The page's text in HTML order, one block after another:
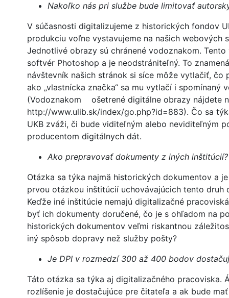
Nakoľko nás pri službe bude limitovať
V súčasnosti digitalizujeme z historických fondov
produkciu voľne vystavujeme na našich webových
Jednotlivé obrazy sú chránené vodoznakom.
softvér Photoshop a je neodstrániteľný. To
návštevník našich stránok si síce môže vytlačiť, čo
ako „vlastnícka značka“ sa mu vytlačí i spomínaný
(Vodoznakom ošetrené digitálne obrazy nájdete
http://www.ulib.sk/index/go.php?id=883). Čo sa
UKB zváži, či bude viditeľným alebo neviditeľným
producentom digitálnych dát.
Ako prepravovať dokumenty z iných inštitúcií?
Otázka sa týka najmä historických dokumentov a
prvou otázkou inštitúcií uchovávajúcich tento druh
Keďže iné inštitúcie nemajú digitalizačné
byť ich dokumenty doručené, čo je s ohľadom na
historických dokumentov veľmi riskantnou
iný spôsob dopravy než služby pošty?
Je DPI v rozmedzí 300 až 400 bodov
Táto otázka sa týka aj digitalizačného pracoviska.
rozlíšenie je dostačujúce pre čitateľa a ak bude